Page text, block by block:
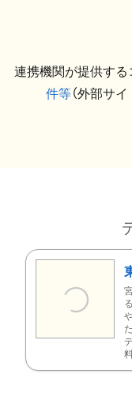
連携機関が提供する
件等（外部サ